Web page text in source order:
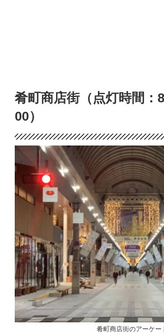
肴町商店街（点灯時間：
00）
肴町商店街のアーケー